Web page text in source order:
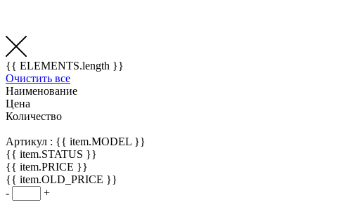
{{ ELEMENTS.length }}
Очистить все
Наименование
Цена
Количество
Артикул : {{ item.MODEL }}
{{ item.STATUS }}
{{ item.PRICE }}
{{ item.OLD_PRICE }}
-
+